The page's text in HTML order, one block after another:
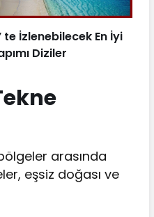
te İzlenebilecek En İyi
Diziler
arasında
eşsiz doğası ve